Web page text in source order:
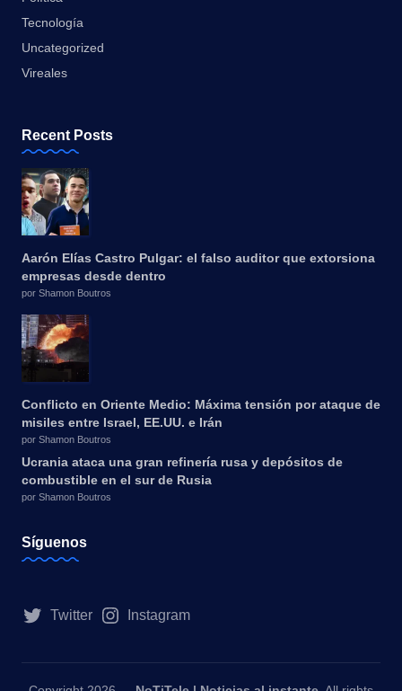
Tecnología
Uncategorized
Vireales
Recent Posts
Aarón Elías Castro Pulgar: el falso auditor que extorsiona
empresas desde dentro
por Shamon Boutros
Conflicto en Oriente Medio: Máxima tensión por ataque de
misiles entre Israel, EE.UU. e Irán
por Shamon Boutros
Ucrania ataca una gran refinería rusa y depósitos de
combustible en el sur de Rusia
por Shamon Boutros
Síguenos
Twitter Instagram